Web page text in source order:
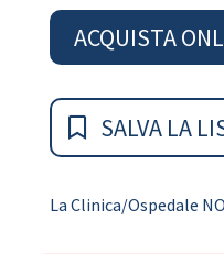
ACQUISTA
SALVA LA
La Clinica/Ospedale